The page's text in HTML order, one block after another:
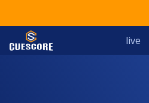
live